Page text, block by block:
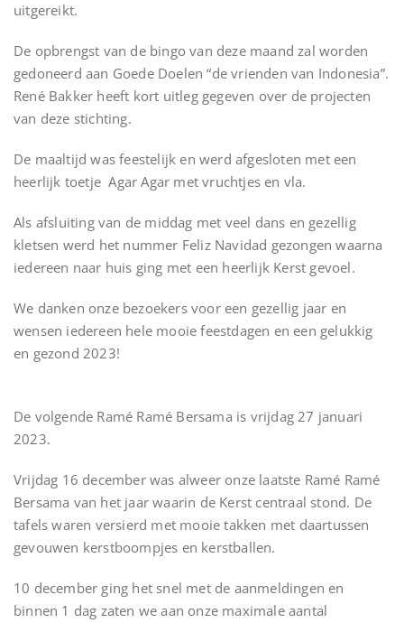
uitgereikt.
De opbrengst van de bingo van deze maand zal worden
gedoneerd aan Goede Doelen “de vrienden van Indonesia”.
René Bakker heeft kort uitleg gegeven over de projecten
van deze stichting.
De maaltijd was feestelijk en werd afgesloten met een
heerlijk toetje Agar Agar met vruchtjes en vla.
Als afsluiting van de middag met veel dans en gezellig
kletsen werd het nummer Feliz Navidad gezongen waarna
iedereen naar huis ging met een heerlijk Kerst gevoel.
We danken onze bezoekers voor een gezellig jaar en
wensen iedereen hele mooie feestdagen en een gelukkig
en gezond 2023!
De volgende Ramé Ramé Bersama is vrijdag 27 januari
2023.
Vrijdag 16 december was alweer onze laatste Ramé Ramé
Bersama van het jaar waarin de Kerst centraal stond. De
tafels waren versierd met mooie takken met daartussen
gevouwen kerstboompjes en kerstballen.
10 december ging het snel met de aanmeldingen en
binnen 1 dag zaten we aan onze maximale aantal